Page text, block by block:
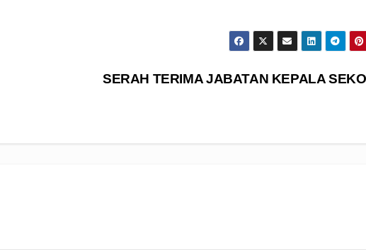
SERAH TERIMA JABATAN KEPALA